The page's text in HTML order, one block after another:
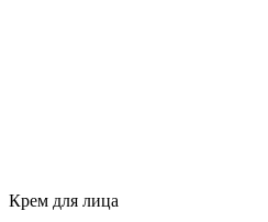
Крем для лица